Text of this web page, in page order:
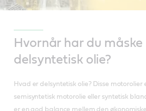
Hvornår har du
delsyntetisk olie?
Hvad er delsyntetisk olie? Disse motorolier
semisyntetisk motorolie eller syntetisk
er en god balance mellem den